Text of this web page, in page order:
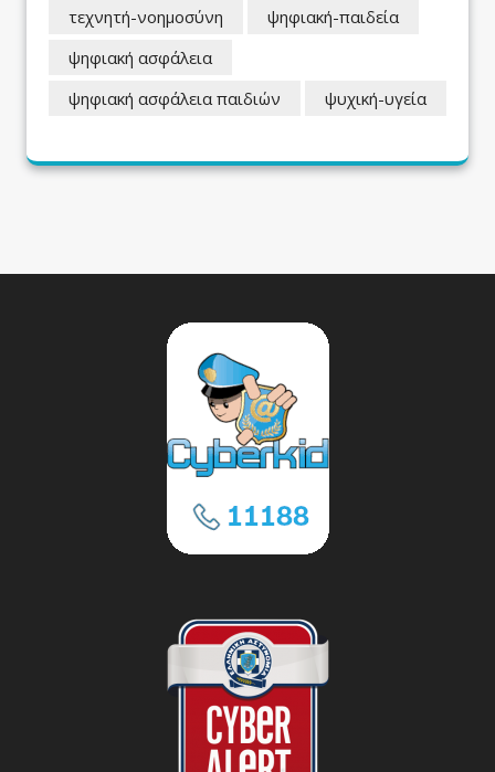
τεχνητή-νοημοσύνη
ψηφιακή-παιδεία
ψηφιακή ασφάλεια
ψηφιακή ασφάλεια παιδιών
ψυχική-υγεία